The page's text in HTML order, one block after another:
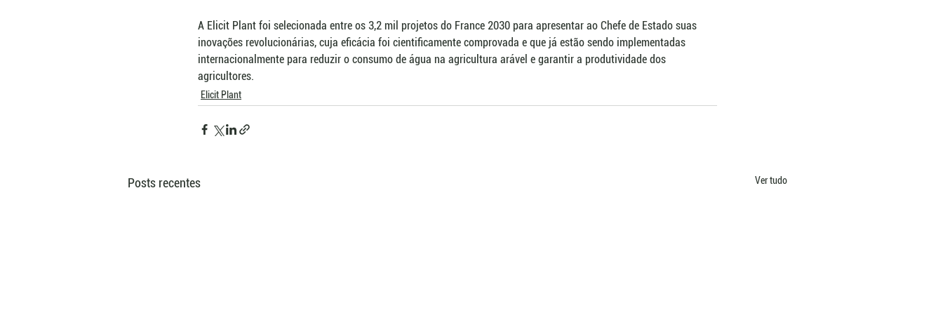
A Elicit Plant foi selecionada entre os 3,2 mil projetos do France 2030 para apresentar ao Chefe de Estado suas
inovações revolucionárias, cuja eficácia foi cientificamente comprovada e que já estão sendo implementadas
internacionalmente para reduzir o consumo de água na agricultura arável e garantir a produtividade dos
agricultores.
Elicit Plant
Posts recentes Ver tudo